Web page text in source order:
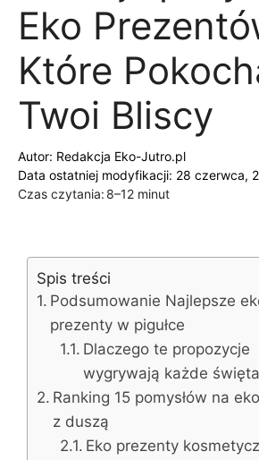
Eko
Które
Twoi Bliscy
Autor: Redakcja Eko-Jutro.pl
Data ostatniej modyfikacji: 28 czerwca,
Czas czytania: 8–12 minut
Spis treści
Podsumowanie Najlepsze
prezenty w pigułce
Dlaczego te propozycje
wygrywają każde
Ranking 15 pomysłów na
z duszą
Eko prezenty